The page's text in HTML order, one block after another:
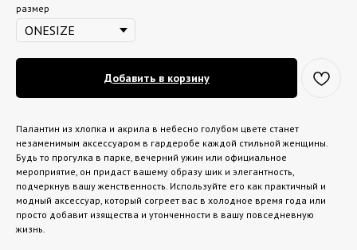
размер
Добавить в корзину
Палантин из хлопка и акрила в небесно голубом цвете станет
незаменимым аксессуаром в гардеробе каждой стильной женщины.
Будь то прогулка в парке, вечерний ужин или официальное
мероприятие, он придаст вашему образу шик и элегантность,
подчеркнув вашу женственность. Используйте его как практичный и
модный аксессуар, который согреет вас в холодное время года или
просто добавит изящества и утонченности в вашу повседневную
жизнь.